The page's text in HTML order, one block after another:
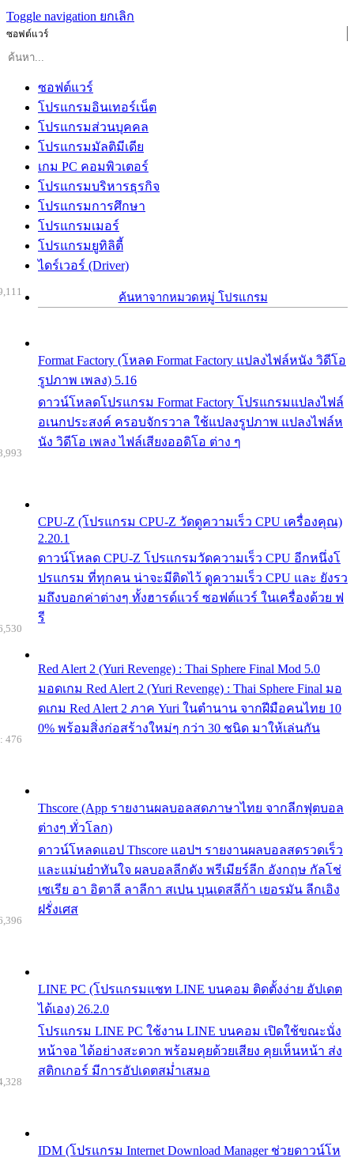
Toggle navigation ยกเลิก
ซอฟต์แวร์
ซอฟต์แวร์
โปรแกรมอินเทอร์เน็ต
โปรแกรมส่วนบุคคล
โปรแกรมมัลติมีเดีย
เกม PC คอมพิวเตอร์
โปรแกรมบริหารธุรกิจ
โปรแกรมการศึกษา
โปรแกรมเมอร์
โปรแกรมยูทิลิตี้
ไดร์เวอร์ (Driver)
ค้นหาจากหมวดหมู่ โปรแกรม
Format Factory (โหลด Format Factory แปลงไฟล์หนัง วิดีโอ
รูปภาพ เพลง) 5.16
ดาวน์โหลดโปรแกรม Format Factory โปรแกรมแปลงไฟล์
อเนกประสงค์ ครอบจักรวาล ใช้แปลงรูปภาพ แปลงไฟล์ห
นัง วิดีโอ เพลง ไฟล์เสียงออดิโอ ต่าง ๆ
CPU-Z (โปรแกรม CPU-Z วัดดูความเร็ว CPU เครื่องคุณ)
2.20.1
ดาวน์โหลด CPU-Z โปรแกรมวัดความเร็ว CPU อีกหนึ่งโ
ปรแกรม ที่ทุกคน น่าจะมีติดไว้ ดูความเร็ว CPU และ ยังรว
มถึงบอกค่าต่างๆ ทั้งฮารด์แวร์ ซอฟต์แวร์ ในเครื่องด้วย ฟ
รี
Red Alert 2 (Yuri Revenge) : Thai Sphere Final Mod 5.0
มอดเกม Red Alert 2 (Yuri Revenge) : Thai Sphere Final มอ
ดเกม Red Alert 2 ภาค Yuri ในตำนาน จากฝีมือคนไทย 10
0% พร้อมสิ่งก่อสร้างใหม่ๆ กว่า 30 ชนิด มาให้เล่นกัน
Thscore (App รายงานผลบอลสดภาษาไทย จากลีกฟุตบอล
ต่างๆ ทั่วโลก)
ดาวน์โหลดแอป Thscore แอปฯ รายงานผลบอลสดรวดเร็ว
และแม่นยำทันใจ ผลบอลลีกดัง พรีเมียร์ลีก อังกฤษ กัลโช่
เซเรีย อา อิตาลี ลาลีกา สเปน บุนเดสลีก้า เยอรมัน ลีกเอิง
ฝรั่งเศส
476
LINE PC (โปรแกรมแชท LINE บนคอม ติดตั้งง่าย อัปเดต
ได้เอง) 26.2.0
โปรแกรม LINE PC ใช้งาน LINE บนคอม เปิดใช้ขณะนั่ง
หน้าจอ ได้อย่างสะดวก พร้อมคุยด้วยเสียง คุยเห็นหน้า ส่ง
สติกเกอร์ มีการอัปเดตสม่ำเสมอ
IDM (โปรแกรม Internet Download Manager ช่วยดาวน์โห